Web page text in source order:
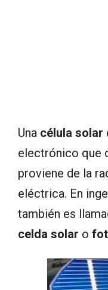
Una célula solar
electrónico que
proviene de la
eléctrica. En
también es
celda solar o